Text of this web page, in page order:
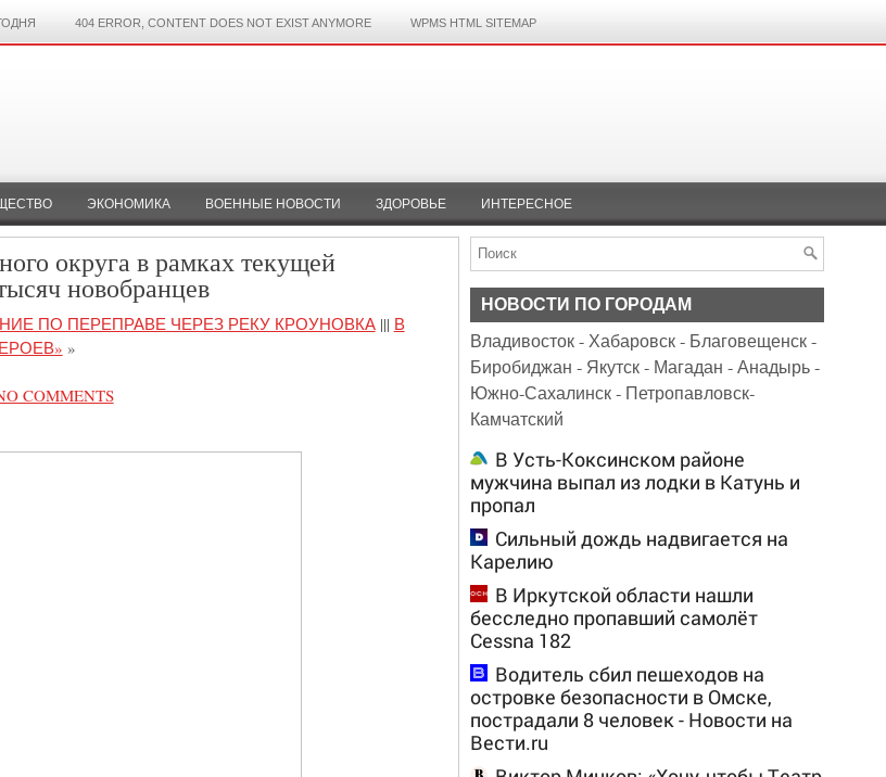
404 ERROR, CONTENT DOES NOT EXIST ANYMORE WPMS HTML SITEMAP
ЭКОНОМИКА ВОЕННЫЕ НОВОСТИ ЗДОРОВЬЕ ИНТЕРЕСНОЕ
округа в рамках текущей
новобранцев
ПО ПЕРЕПРАВЕ ЧЕРЕЗ РЕКУ КРОУНОВКА||| В
»
COMMENTS
НОВОСТИ ПО ГОРОДАМ
Владивосток-Хабаровск- Благовещенск-
Биробиджан - Якутск- Магадан -Анадырь-
Южно-Сахалинск- Петропавловск-
Камчатский
В Усть-Коксинском районе
мужчина выпал из лодки в Катунь и
пропал
Сильный дождь надвигается на
Карелию
В Иркутской области нашли
бесследно пропавший самолёт
Cessna 182
Водитель сбил пешеходов на
островке безопасности в Омске,
пострадали 8 человек - Новости на
Вести.ru